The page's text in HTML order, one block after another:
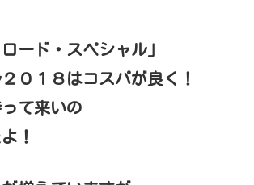
ード・スペシャル」
０１８はコスパが良く！
て来いの
！